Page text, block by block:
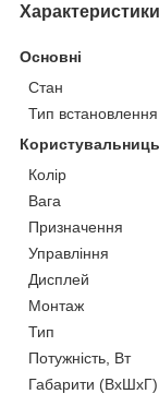
Характеристики
Основні
Стан
Тип встановлення
Колір
Вага
Призначення
Управління
Дисплей
Монтаж
Тип
Потужність, Вт
Габарити (ВхШхГ)